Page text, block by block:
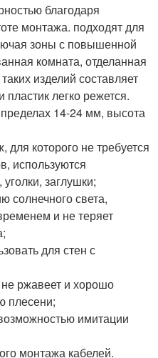
благодаря
монтажа. подходят для
зоны с повышенной
комната, отделанная
изделий составляет
легко режется.
14-24 мм, высота
которого не требуется
используются
заглушки;
солнечного света,
и не теряет
для стен с
не ржавеет и хорошо
плесени;
имитации
монтажа кабелей.